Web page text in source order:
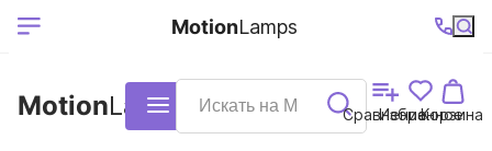
Ваш регион
Выберите ваш
+7 (495)740-
38-68
График
работы
MotionLamps Каталог Сравнение
Избранное
Корзина
MotionLamps